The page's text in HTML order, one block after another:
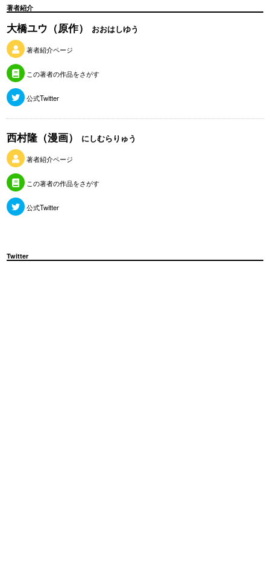
著者紹介
大橋ユウ（原作） おおはしゆう
著者紹介ページ
この著者の作品をさがす
公式Twitter
西村隆（漫画） にしむらりゅう
著者紹介ページ
この著者の作品をさがす
公式Twitter
Twitter